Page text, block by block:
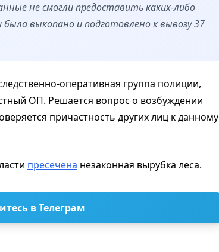
не смогли предоставить каких-либо
выкопано и подготовлено к вывозу 37
оперативная группа полиции,
ОП. Решается вопрос о возбуждении
причастность других лиц к данному
пресечена незаконная вырубка леса.
в Телеграм